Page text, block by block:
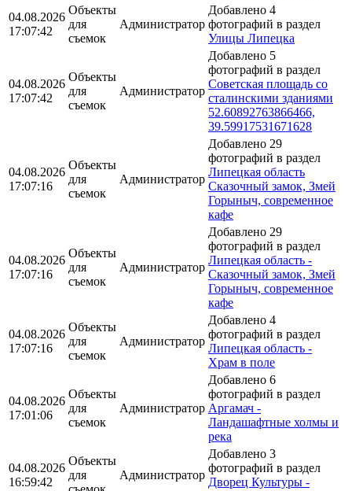
04.08.2026
17:07:42
Объекты
для
съемок
Администратор
Добавлено 4
фотографий в раздел
Улицы Липецка
04.08.2026
17:07:42
Объекты
для
съемок
Администратор
Добавлено 5
фотографий в раздел
Советская площадь со
сталинскими зданиями
52.60892763866466,
39.59917531671628
04.08.2026
17:07:16
Объекты
для
съемок
Администратор
Добавлено 29
фотографий в раздел
Липецкая область
Сказочный замок, Змей
Горыныч, современное
кафе
04.08.2026
17:07:16
Объекты
для
съемок
Администратор
Добавлено 29
фотографий в раздел
Липецкая область -
Сказочный замок, Змей
Горыныч, современное
кафе
04.08.2026
17:07:16
Объекты
для
съемок
Администратор
Добавлено 4
фотографий в раздел
Липецкая область -
Храм в поле
04.08.2026
17:01:06
Объекты
для
съемок
Администратор
Добавлено 6
фотографий в раздел
Аргамач -
Ландашафтные холмы и
река
04.08.2026
16:59:42
Объекты
для
Администратор
Добавлено 3
фотографий в раздел
Дворец Культуры -